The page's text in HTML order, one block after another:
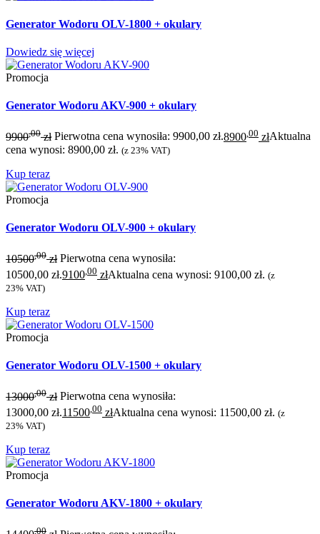
Generator Wodoru OLV-1800 + okulary
Dowiedz się więcej
Promocja
Generator Wodoru AKV-900 + okulary
9900,00 zł Pierwotna cena wynosiła: 9900,00 zł.8900 ,00 złAktualna
cena wynosi: 8900,00 zł. (z 23% VAT)
Kup teraz
Promocja
Generator Wodoru OLV-900 + okulary
10500,00 zł Pierwotna cena wynosiła:
10500,00 zł.9100 ,00 złAktualna cena wynosi: 9100,00 zł. (z
23% VAT)
Kup teraz
Promocja
Generator Wodoru OLV-1500 + okulary
13000,00 zł Pierwotna cena wynosiła:
13000,00 zł.11500 ,00 złAktualna cena wynosi: 11500,00 zł. (z
23% VAT)
Kup teraz
Promocja
Generator Wodoru AKV-1800 + okulary
,00